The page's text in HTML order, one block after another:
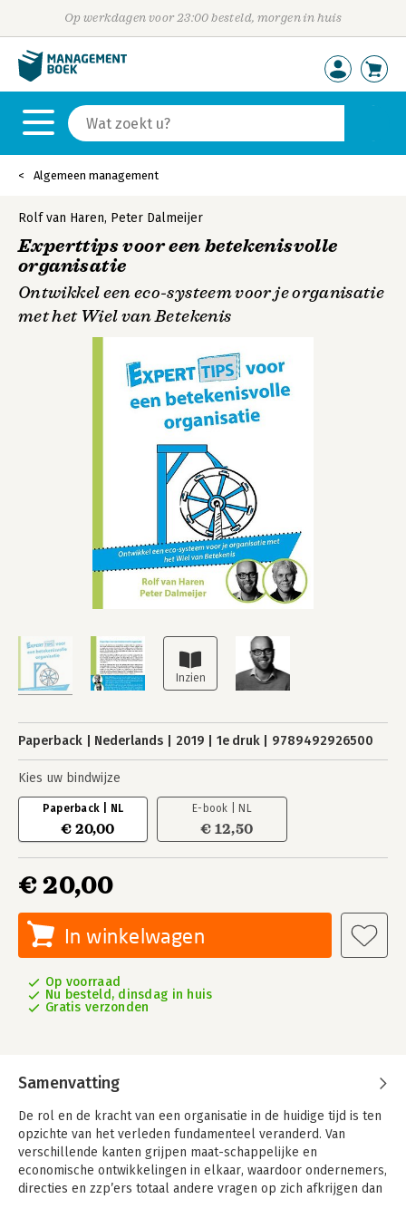
Op werkdagen voor 23:00 besteld, morgen in huis
Algemeen management
Rolf van Haren, Peter Dalmeijer
Experttips voor een betekenisvolle
organisatie
Ontwikkel een eco-systeem voor je organisatie
met het Wiel van Betekenis
Paperback Nederlands 2019 1e druk 9789492926500
Kies uw bindwijze
Paperback | NL
€ 20,00
E-book | NL
€ 12,50
€ 20,00
In winkelwagen
Op voorraad
Nu besteld, dinsdag in huis
Gratis verzonden
Samenvatting
De rol en de kracht van een organisatie in de huidige tijd is ten
opzichte van het verleden fundamenteel veranderd. Van
verschillende kanten grijpen maat-schappelijke en
economische ontwikkelingen in elkaar, waardoor ondernemers,
directies en zzp’ers totaal andere vragen op zich afkrijgen dan